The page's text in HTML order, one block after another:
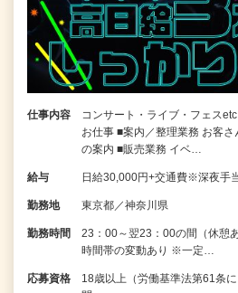
仕事内容
コンサート・ライブ・フェス
お仕事 ■案内／整理業務 お客
の案内 ■販売業務 イベ…
給与 日給30,000円+交通費※深夜手
勤務地 東京都／神奈川県
勤務時間
23：00～翌23：00の間（休憩
時間帯の変動あり ※一定…
応募資格
18歳以上（労働基準法第61条